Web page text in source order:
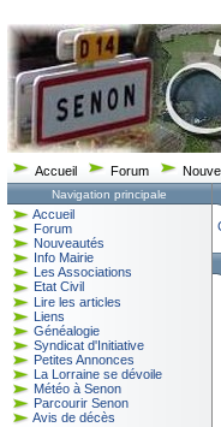
Accueil Forum
Navigation principale
Accueil
Forum
Nouveautés
Info Mairie
Les Associations
Etat Civil
Lire les articles
Liens
Généalogie
Syndicat d'Initiative
Petites Annonces
La Lorraine se dévoile
Météo à Senon
Parcourir Senon
Avis de décès